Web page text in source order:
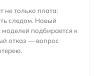
не только плата:
следом. Новый
подбирается к
отказ — вопрос